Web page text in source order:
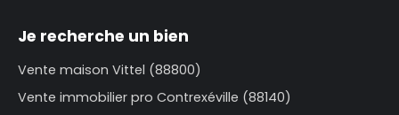
Je recherche un bien
Vente maison Vittel (88800)
Vente immobilier pro Contrexéville (88140)